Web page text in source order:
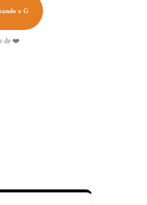
o G
de ❤️